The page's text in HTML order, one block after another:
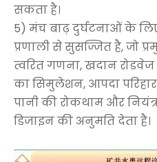
सकता है।
5) मंच बाढ़ दुर्घटनाओं के
प्रणाली से सुसज्जित है, जो
त्वरित गणना, खदान
का सिमुलेशन, आपदा
पानी की रोकथाम और
डिजाइन की अनुमति देता है।